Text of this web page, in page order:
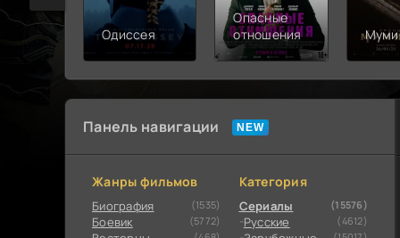
Одиссея
Опасные
отношения
Панель навигации
Жанры фильмов
Биография (1535)
Боевик (5772)
Категория
Сериалы (15576)
Русские (4612)